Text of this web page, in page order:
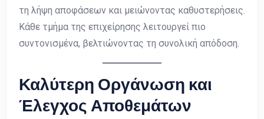
τη λήψη αποφάσεων και μειώνοντας καθυστερήσεις.
Κάθε τμήμα της επιχείρησης λειτουργεί πιο
συντονισμένα, βελτιώνοντας τη συνολική απόδοση.
Καλύτερη Οργάνωση και
Έλεγχος Αποθεμάτων